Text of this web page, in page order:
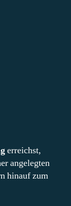
erreichst,
angelegten
hinauf zum